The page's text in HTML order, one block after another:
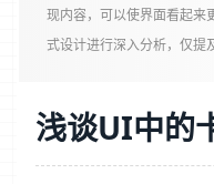
现内容，可以使界面看起来
式设计进行深入分析，仅提
浅谈UI中的